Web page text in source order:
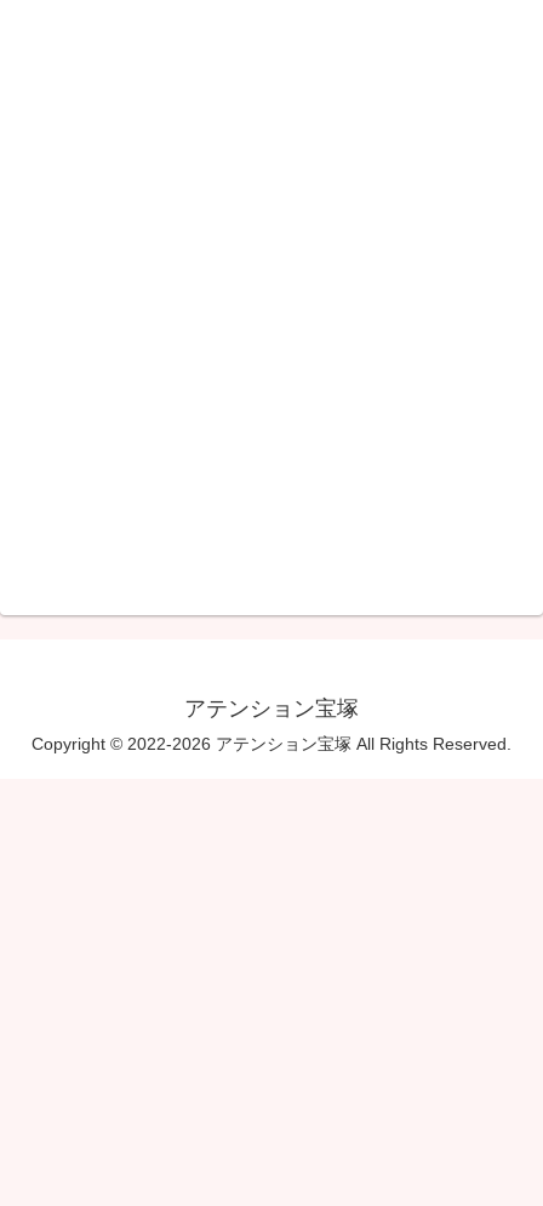
アテンション宝塚
Copyright © 2022-2026 アテンション宝塚 All Rights Reserved.